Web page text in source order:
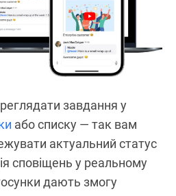
завдання у
або списку — так вам
актуальний статус
сповіщень у реальному
дають змогу